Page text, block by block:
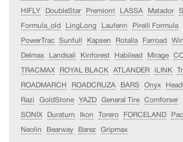
HIFLY DoubleStar Premiorri LASSA Matador
Formula_old LingLong Laufenn Pirelli Formula
PowerTrac Sunfull Kapsen Rotalla Farroad
Delmax Landsail Kinforest Habilead Mirage
TRACMAX ROYAL BLACK ATLANDER iLINK
ROADMARCH ROADCRUZA BARS Onyx
Razi GoldStone YAZD General Tire Comforser
SONIX Duraturn Ikon Torero FORCELAND
Neolin Bearway Barez Gripmax